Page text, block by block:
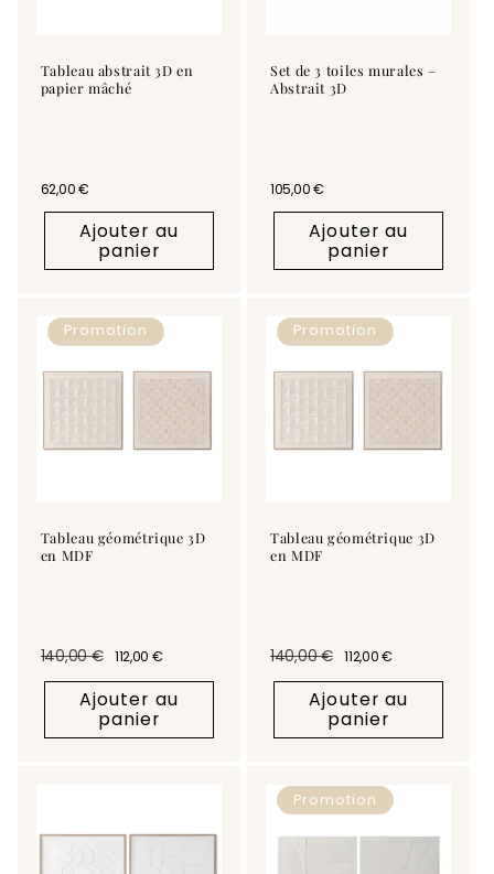
Tableau abstrait 3D en
papier mâché
Prix habituel
62,00 €
Ajouter au
panier
Set de 3 toiles murales –
Abstrait 3D
Prix habituel
105,00 €
Ajouter au
panier
Promotion
Tableau géométrique 3D
en MDF
Prix habituel
140,00 €
Prix promotionnel
112,00 €
Ajouter au
panier
Promotion
Tableau géométrique 3D
en MDF
Prix habituel
140,00 €
Prix promotionnel
112,00 €
Ajouter au
panier
Promotion